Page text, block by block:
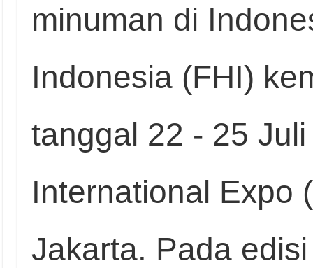
minuman di
Indonesia (FHI)
tanggal 22 - 25
International Expo
Jakarta. Pada